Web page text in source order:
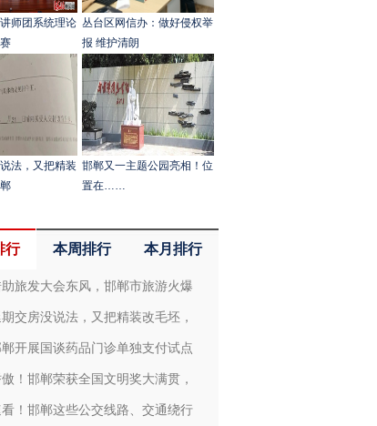
师团系统理论 丛台区网信办：做好侵权举
报 维护清朗
法，又把精装 邯郸又一主题公园亮相！位
置在……
行 本周排行 本月排行
旅发大会东风，邯郸市旅游火爆
交房没说法，又把精装改毛坯，
开展国谈药品门诊单独支付试点
！邯郸荣获全国文明奖大满贯，
！邯郸这些公交线路、交通绕行